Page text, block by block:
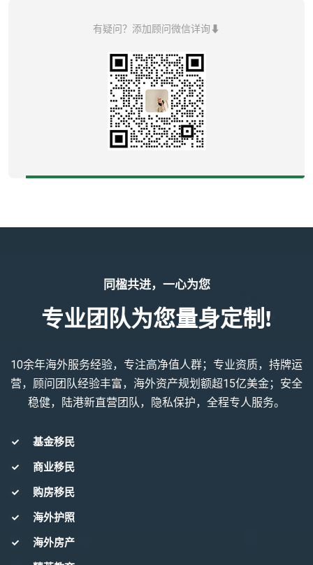
有疑问？添加顾问微信详询⬇
同楹共进，一心为您
专业团队为您量身定制!
10余年海外服务经验，专注高净值人群；专业资质，持牌运
营，顾问团队经验丰富，海外资产规划额超15亿美金；安全
稳健，陆港新直营团队，隐私保护，全程专人服务。
基金移民
商业移民
购房移民
海外护照
海外房产